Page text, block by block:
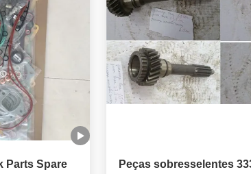
Parts Spare
Peças sobresselentes